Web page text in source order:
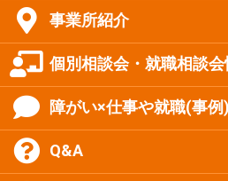
事業所紹介
個別相談会・就職相談会
障がい×仕事や就職(事例)
Q&A